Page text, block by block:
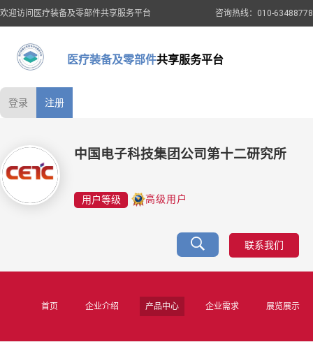
欢迎访问医疗装备及零部件共享服务平台 咨询热线：010-63488778
医疗装备及零部件共享服务平台
登录 注册
中国电子科技集团公司第十二研究所
用户等级 高级用户
联系我们
首页 企业介绍 产品中心 企业需求 展览展示